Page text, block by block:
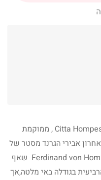
העיירה Zabbar הידועה גם בשם Citta Hompesch , ממוקמת
אבירי הגרנד מסטר של
מסדר סנט ג'ורג Ferdinand von Hompesch zu Bolheim שאף
בגודלה באי מלטה,אך